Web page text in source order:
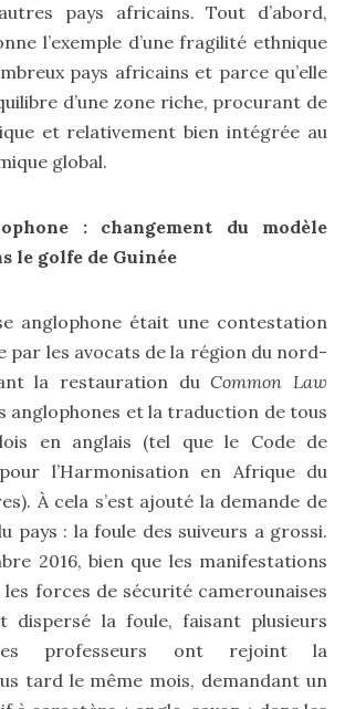
pays africains. Tout d’abord,
l’exemple d’une fragilité ethnique
pays africains et parce qu’elle
d’une zone riche, procurant de
et relativement bien intégrée au
global.
: changement du modèle
le golfe de Guinée
anglophone était une contestation
par les avocats de la région du nord-
la restauration duCommon Law
anglophones et la traduction de tous
en anglais (tel que le Code de
l’Harmonisation en Afrique du
À cela s’est ajouté la demande de
pays : la foule des suiveurs a grossi.
2016, bien que les manifestations
les forces de sécurité camerounaises
dispersé la foule, faisant plusieurs
professeurs ont rejoint la
tard le même mois, demandant un